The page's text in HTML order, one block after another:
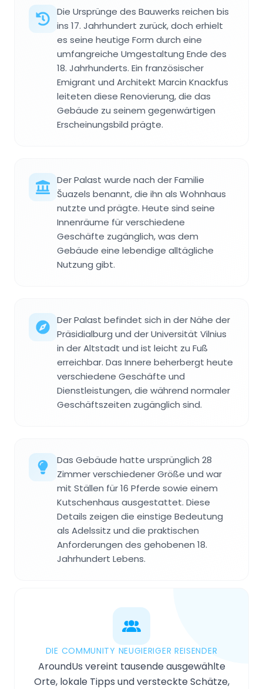
Die Ursprünge des Bauwerks reichen bis
ins 17. Jahrhundert zurück, doch erhielt
es seine heutige Form durch eine
umfangreiche Umgestaltung Ende des
18. Jahrhunderts. Ein französischer
Emigrant und Architekt Marcin Knackfus
leiteten diese Renovierung, die das
Gebäude zu seinem gegenwärtigen
Erscheinungsbild prägte.
Der Palast wurde nach der Familie
Šuazels benannt, die ihn als Wohnhaus
nutzte und prägte. Heute sind seine
Innenräume für verschiedene
Geschäfte zugänglich, was dem
Gebäude eine lebendige alltägliche
Nutzung gibt.
Der Palast befindet sich in der Nähe der
Präsidialburg und der Universität Vilnius
in der Altstadt und ist leicht zu Fuß
erreichbar. Das Innere beherbergt heute
verschiedene Geschäfte und
Dienstleistungen, die während normaler
Geschäftszeiten zugänglich sind.
Das Gebäude hatte ursprünglich 28
Zimmer verschiedener Größe und war
mit Ställen für 16 Pferde sowie einem
Kutschenhaus ausgestattet. Diese
Details zeigen die einstige Bedeutung
als Adelssitz und die praktischen
Anforderungen des gehobenen 18.
Jahrhundert Lebens.
DIE COMMUNITY NEUGIERIGER REISENDER
AroundUs vereint tausende ausgewählte
Orte, lokale Tipps und versteckte Schätze,